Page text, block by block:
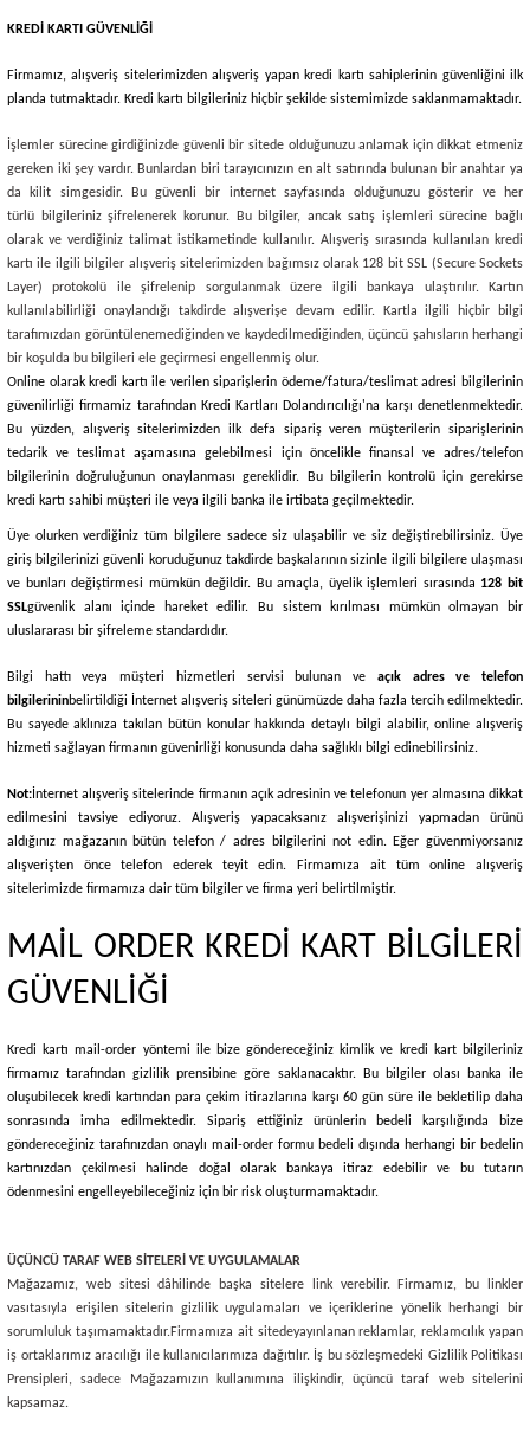
KREDİ KARTI GÜVENLİĞİ
Firmamız, alışveriş sitelerimizden alışveriş yapan kredi kartı sahiplerinin güvenliğini ilk
planda tutmaktadır. Kredi kartı bilgileriniz hiçbir şekilde sistemimizde saklanmamaktadır.
İşlemler sürecine girdiğinizde güvenli bir sitede olduğunuzu anlamak için dikkat etmeniz
gereken iki şey vardır. Bunlardan biri tarayıcınızın en alt satırında bulunan bir anahtar ya
da kilit simgesidir. Bu güvenli bir internet sayfasında olduğunuzu gösterir ve her
türlü bilgileriniz şifrelenerek korunur. Bu bilgiler, ancak satış işlemleri sürecine bağlı
olarak ve verdiğiniz talimat istikametinde kullanılır. Alışveriş sırasında kullanılan kredi
kartı ile ilgili bilgiler alışveriş sitelerimizden bağımsız olarak 128 bit SSL (Secure Sockets
Layer) protokolü ile şifrelenip sorgulanmak üzere ilgili bankaya ulaştırılır. Kartın
kullanılabilirliği onaylandığı takdirde alışverişe devam edilir. Kartla ilgili hiçbir bilgi
tarafımızdan görüntülenemediğinden ve kaydedilmediğinden, üçüncü şahısların herhangi
bir koşulda bu bilgileri ele geçirmesi engellenmiş olur.
Online olarak kredi kartı ile verilen siparişlerin ödeme/fatura/teslimat adresi bilgilerinin
güvenilirliği firmamiz tarafından Kredi Kartları Dolandırıcılığı'na karşı denetlenmektedir.
Bu yüzden, alışveriş sitelerimizden ilk defa sipariş veren müşterilerin siparişlerinin
tedarik ve teslimat aşamasına gelebilmesi için öncelikle finansal ve adres/telefon
bilgilerinin doğruluğunun onaylanması gereklidir. Bu bilgilerin kontrolü için gerekirse
kredi kartı sahibi müşteri ile veya ilgili banka ile irtibata geçilmektedir.
Üye olurken verdiğiniz tüm bilgilere sadece siz ulaşabilir ve siz değiştirebilirsiniz. Üye
giriş bilgilerinizi güvenli koruduğunuz takdirde başkalarının sizinle ilgili bilgilere ulaşması
ve bunları değiştirmesi mümkün değildir. Bu amaçla, üyelik işlemleri sırasında 128 bit
SSLgüvenlik alanı içinde hareket edilir. Bu sistem kırılması mümkün olmayan bir
uluslararası bir şifreleme standardıdır.
Bilgi hattı veya müşteri hizmetleri servisi bulunan ve açık adres ve telefon
bilgilerininbelirtildiği İnternet alışveriş siteleri günümüzde daha fazla tercih edilmektedir.
Bu sayede aklınıza takılan bütün konular hakkında detaylı bilgi alabilir, online alışveriş
hizmeti sağlayan firmanın güvenirliği konusunda daha sağlıklı bilgi edinebilirsiniz.
Not: İnternet alışveriş sitelerinde firmanın açık adresinin ve telefonun yer almasına dikkat
edilmesini tavsiye ediyoruz. Alışveriş yapacaksanız alışverişinizi yapmadan ürünü
aldığınız mağazanın bütün telefon / adres bilgilerini not edin. Eğer güvenmiyorsanız
alışverişten önce telefon ederek teyit edin. Firmamıza ait tüm online alışveriş
sitelerimizde firmamıza dair tüm bilgiler ve firma yeri belirtilmiştir.
MAİL ORDER KREDİ KART BİLGİLERİ
GÜVENLİĞİ
Kredi kartı mail-order yöntemi ile bize göndereceğiniz kimlik ve kredi kart bilgileriniz
firmamız tarafından gizlilik prensibine göre saklanacaktır. Bu bilgiler olası banka ile
oluşubilecek kredi kartından para çekim itirazlarına karşı 60 gün süre ile bekletilip daha
sonrasında imha edilmektedir. Sipariş ettiğiniz ürünlerin bedeli karşılığında bize
göndereceğiniz tarafınızdan onaylı mail-order formu bedeli dışında herhangi bir bedelin
kartınızdan çekilmesi halinde doğal olarak bankaya itiraz edebilir ve bu tutarın
ödenmesini engelleyebileceğiniz için bir risk oluşturmamaktadır.
ÜÇÜNCÜ TARAF WEB SİTELERİ VE UYGULAMALAR
Mağazamız, web sitesi dâhilinde başka sitelere link verebilir. Firmamız, bu linkler
vasıtasıyla erişilen sitelerin gizlilik uygulamaları ve içeriklerine yönelik herhangi bir
sorumluluk taşımamaktadır.Firmamıza ait sitedeyayınlanan reklamlar, reklamcılık yapan
iş ortaklarımız aracılığı ile kullanıcılarımıza dağıtılır. İş bu sözleşmedeki Gizlilik Politikası
Prensipleri, sadece Mağazamızın kullanımına ilişkindir, üçüncü taraf web sitelerini
kapsamaz.